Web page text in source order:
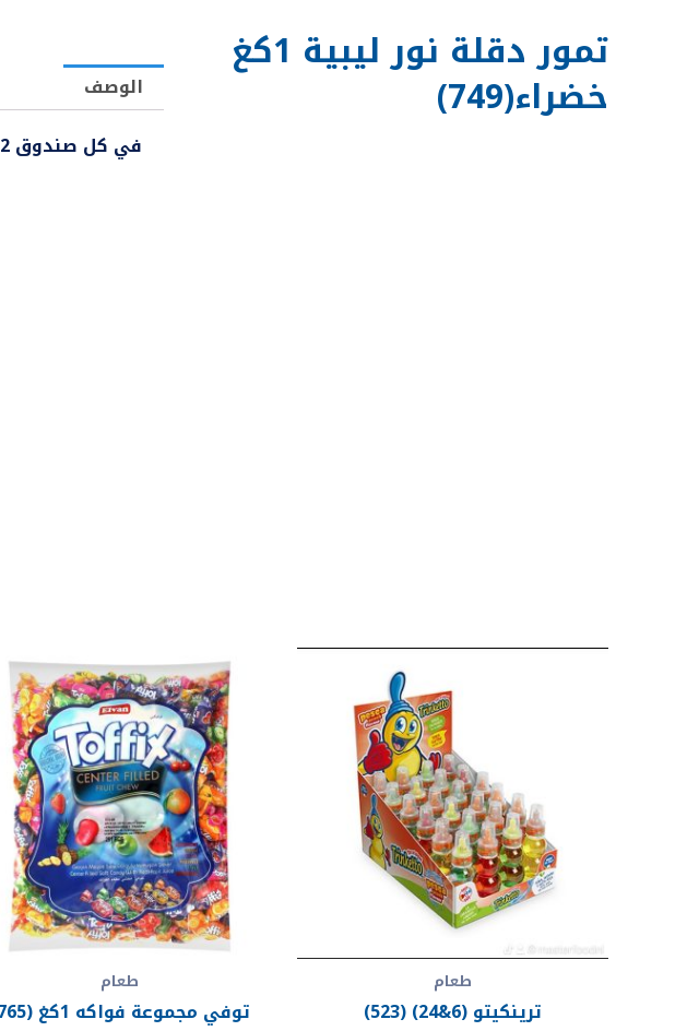
تمور دقلة نور ليبية 1كغ
خضراء(749)
الوصف
في كل صندوق 12 قطعة.
طعام
ترينكيتو (6&24) (523)
طعام
توفي مجموعة فواكه 1كغ (765)